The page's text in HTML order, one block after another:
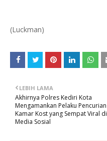
(Luckman)
LEBIH LAMA
Akhirnya Polres Kediri Kota
Mengamankan Pelaku Pencurian
Kamar Kost yang Sempat Viral di
Media Sosial